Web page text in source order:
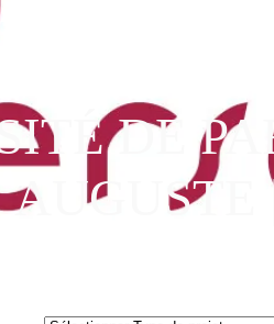
DE
AUGUSTE |